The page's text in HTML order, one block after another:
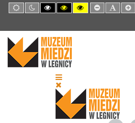
Default
mode
Night
mode
High
Contrast
mode
High
Contrast
mode
High
Contrast
mode
Set
Smaller
Set
Default